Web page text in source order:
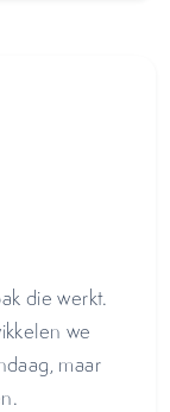
die werkt.
we
maar